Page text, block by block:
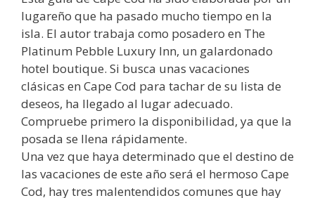
lugareño que ha pasado mucho tiempo en la
isla. El autor trabaja como posadero en The
Platinum Pebble Luxury Inn, un galardonado
hotel boutique. Si busca unas vacaciones
clásicas en Cape Cod para tachar de su lista de
deseos, ha llegado al lugar adecuado.
Compruebe primero la disponibilidad, ya que la
posada se llena rápidamente.
Una vez que haya determinado que el destino de
las vacaciones de este año será el hermoso Cape
Cod, hay tres malentendidos comunes que hay